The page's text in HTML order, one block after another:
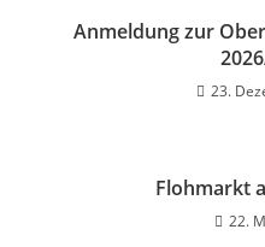
Anmeldung zur
23.
Flohmarkt
22.